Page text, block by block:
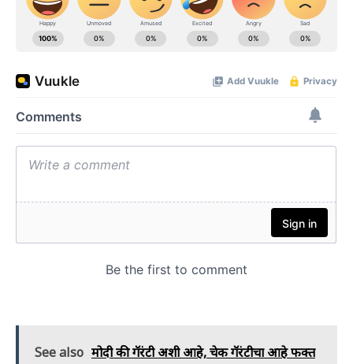
See also मोदी की गॅरंटी अशी आहे, चेक गॅरंटीचा आहे फक्त